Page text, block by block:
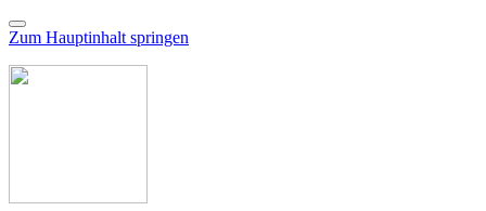
Zum Hauptinhalt springen